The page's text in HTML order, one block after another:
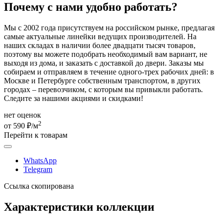
Почему с нами удобно работать?
Мы с 2002 года присутствуем на российском рынке, предлагая
самые актуальные линейки ведущих производителей. На
наших складах в наличии более двадцати тысяч товаров,
поэтому вы можете подобрать необходимый вам вариант, не
выходя из дома, и заказать с доставкой до двери. Заказы мы
собираем и отправляем в течение одного-трех рабочих дней: в
Москве и Петербурге собственным транспортом, в других
городах – перевозчиком, с которым вы привыкли работать.
Следите за нашими акциями и скидками!
нет оценок
от 590 ₽/м2
Перейти к товарам
WhatsApp
Telegram
Ссылка скопирована
Характеристики коллекции